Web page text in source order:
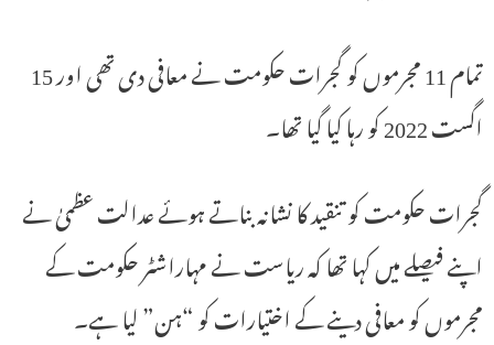
تمام 11 مجرموں کو گجرات حکومت نے معافی دی تھی اور 15
اگست 2022 کو رہا کیا گیا تھا۔
گجرات حکومت کو تنقید کا نشانہ بناتے ہوئے عدالت عظمیٰ نے
اپنے فیصلے میں کہا تھا کہ ریاست نے مہاراشٹر حکومت کے
مجرموں کو معافی دینے کے اختیارات کو “ہن” لیا ہے۔